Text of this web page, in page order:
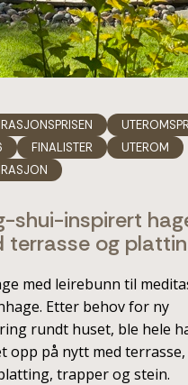
FINALISTER
UTEROM
shui-inspirert
terrasse og
med leirebunn til
Etter behov for ny
rundt huset, ble hele
opp på nytt med terrasse,
trapper og stein.